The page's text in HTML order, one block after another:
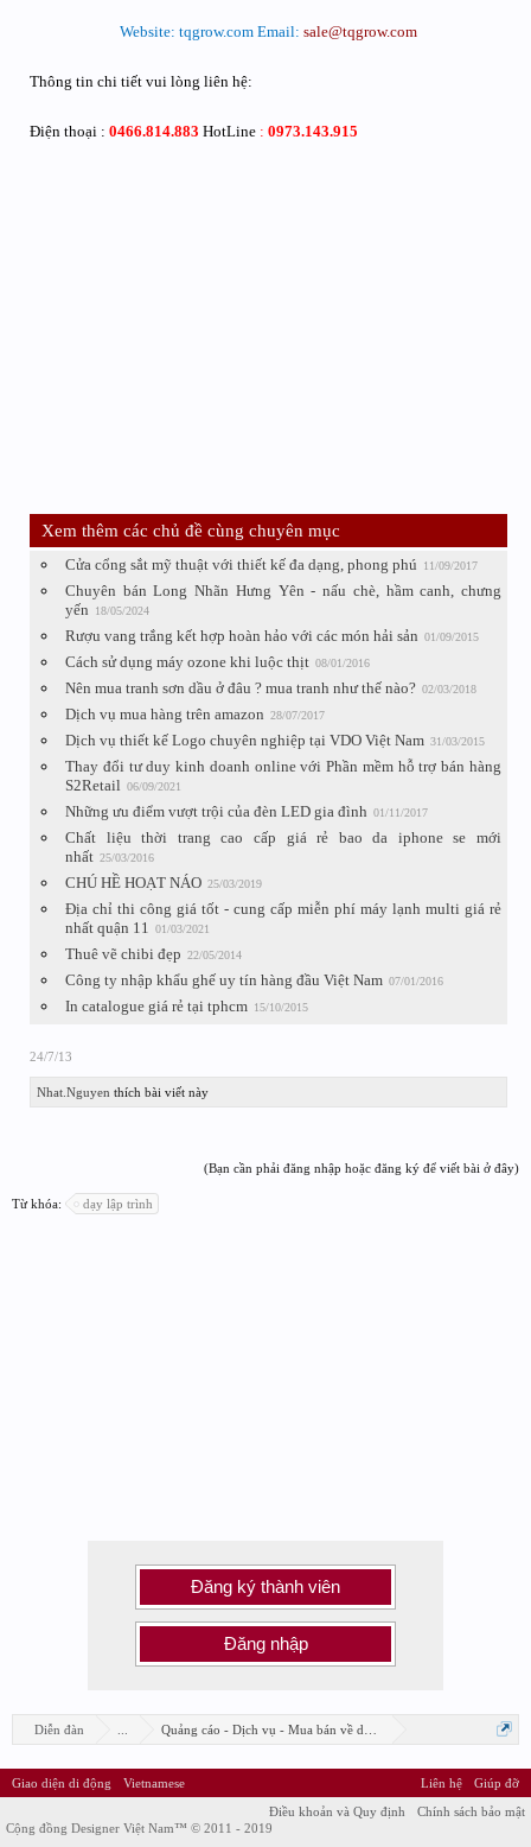
Website: tqgrow.com Email: sale@tqgrow.com
Thông tin chi tiết vui lòng liên hệ:
Điện thoại : 0466.814.883 HotLine : 0973.143.915
Xem thêm các chủ đề cùng chuyên mục
Cửa cổng sắt mỹ thuật với thiết kế đa dạng, phong phú 11/09/2017
Chuyên bán Long Nhãn Hưng Yên - nấu chè, hầm canh, chưng
yến
18/05/2024
Rượu vang trắng kết hợp hoàn hảo với các món hải sản 01/09/2015
Cách sử dụng máy ozone khi luộc thịt 08/01/2016
Nên mua tranh sơn dầu ở đâu ? mua tranh như thế nào? 02/03/2018
Dịch vụ mua hàng trên amazon 28/07/2017
Dịch vụ thiết kế Logo chuyên nghiệp tại VDO Việt Nam 31/03/2015
Thay đổi tư duy kinh doanh online với Phần mềm hỗ trợ bán hàng
S2Retail 06/09/2021
Những ưu điểm vượt trội của đèn LED gia đình 01/11/2017
Chất liệu thời trang cao cấp giá rẻ bao da iphone se mới
nhất 25/03/2016
CHÚ HỀ HOẠT NÁO 25/03/2019
Địa chỉ thi công giá tốt - cung cấp miễn phí máy lạnh multi giá rẻ
nhất quận 11 01/03/2021
Thuê vẽ chibi đẹp 22/05/2014
Công ty nhập khẩu ghế uy tín hàng đầu Việt Nam 07/01/2016
In catalogue giá rẻ tại tphcm 15/10/2015
24/7/13
Nhat.Nguyen thích bài viết này
(Bạn cần phải đăng nhập hoặc đăng ký để viết bài ở đây)
Từ khóa: dạy lập trình
Đăng ký thành viên
Đăng nhập
Diễn đàn Quảng cáo - Dịch vụ - Mua bán về design
Giao diện di động Vietnamese Liên hệ
Giúp đỡ
Điều khoản và Quy định
Chính sách bảo mật
Cộng đồng Designer Việt Nam™ © 2011 - 2019